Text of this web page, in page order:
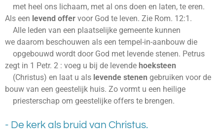
met heel ons lichaam, met al ons doen en laten, te eren.
Als een levend offer voor God te leven. Zie Rom. 12:1.
Alle leden van een plaatselijke gemeente kunnen
we daarom beschouwen als een tempel-in-aanbouw die
opgebouwd wordt door God met levende stenen. Petrus
zegt in 1 Petr. 2 : voeg u bij de levende hoeksteen
(Christus) en laat u als levende stenen gebruiken voor de
bouw van een geestelijk huis. Zo vormt u een heilige
priesterschap om geestelijke offers te brengen.
- De kerk als bruid van Christus.